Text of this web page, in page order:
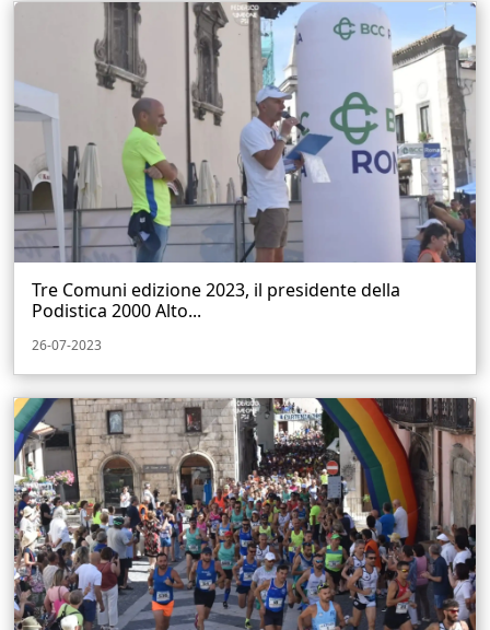
Tre Comuni edizione 2023, il presidente della
Podistica 2000 Alto...
26-07-2023